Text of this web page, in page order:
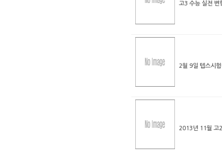
고3 수능 실전 변
2월 9일 텝스시
2013년 11월 고